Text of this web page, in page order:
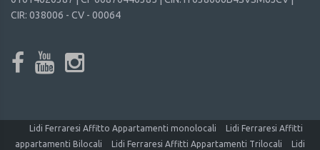
CIR: 038006 - CV - 00064
Lidi Ferraresi Affitto Appartamenti monolocali
Lidi Ferraresi Affitti
appartamenti Bilocali
Lidi Ferraresi Affitti Appartamenti Trilocali
Lidi